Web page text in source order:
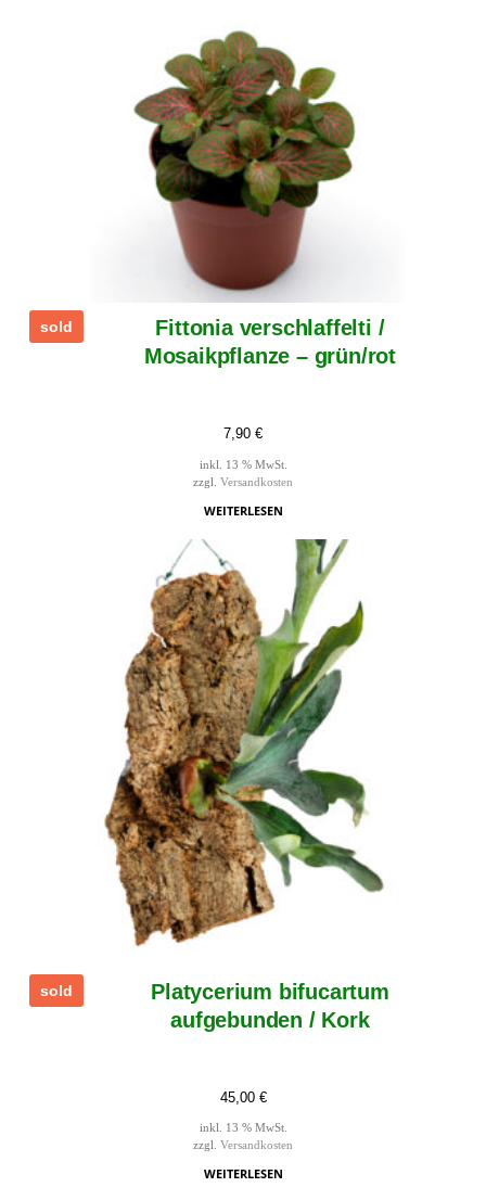
sold
Fittonia verschlaffelti /
Mosaikpflanze – grün/rot
7,90 €
inkl. 13 % MwSt.
zzgl. Versandkosten
WEITERLESEN
sold
Platycerium bifucartum
aufgebunden / Kork
45,00 €
inkl. 13 % MwSt.
zzgl. Versandkosten
WEITERLESEN